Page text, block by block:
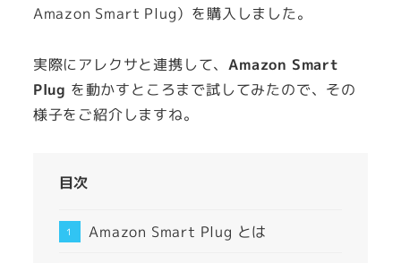
Amazon Smart Plug）を購入しました。
実際にアレクサと連携して、Amazon Smart
Plug を動かすところまで試してみたので、その
様子をご紹介しますね。
目次
Amazon Smart Plug とは